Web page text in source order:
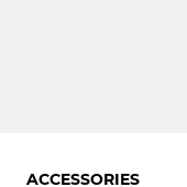
ACCESSORIES